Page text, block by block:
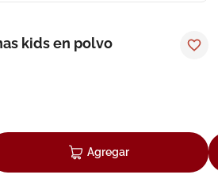
kids en polvo
Agregar